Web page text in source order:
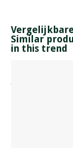
Similar
in this trend